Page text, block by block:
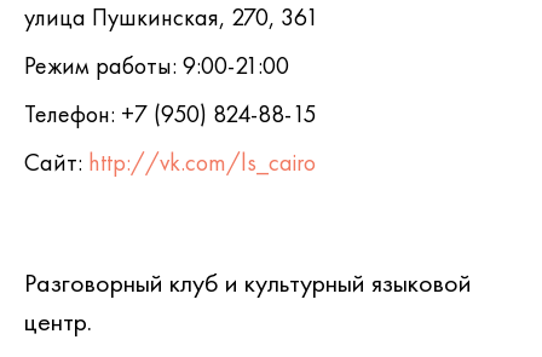
улица Пушкинская, 270, 361
Режим работы: 9:00-21:00
Телефон: +7 (950) 824-88-15
Сайт: http://vk.com/ls_cairo
Разговорный клуб и культурный языковой
центр.